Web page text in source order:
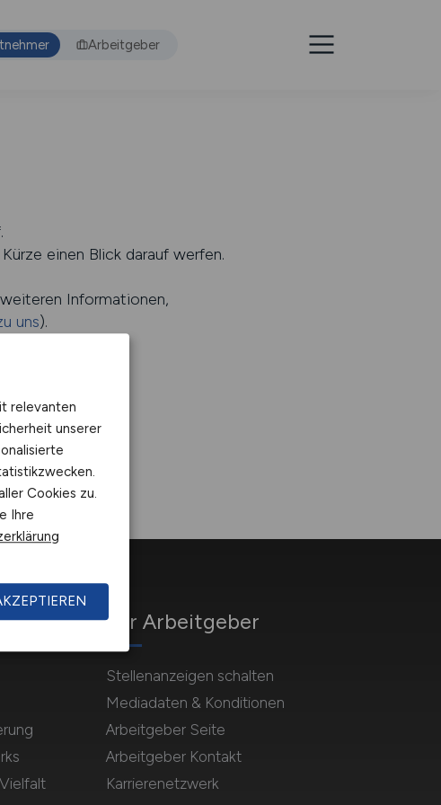
Arbeitgeber
einen Blick darauf werfen.
Informationen,
uns).
Für Arbeitgeber
Stellenanzeigen schalten
Mediadaten & Konditionen
Arbeitgeber Seite
Arbeitgeber Kontakt
Karrierenetzwerk
relevanten
unserer
Cookies zu.
Ihre